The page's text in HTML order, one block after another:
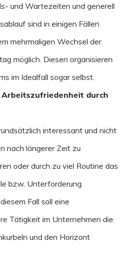
und Wartezeiten und generell
sind in einigen Fällen
mehrmaligen Wechsel der
möglich. Diesen organisieren
im Idealfall sogar selbst.
durch
interessant und nicht
nach längerer Zeit zu
oder durch zu viel Routine das
bzw. Unterforderung
Fall soll eine
Tätigkeit im Unternehmen die
und den Horizont